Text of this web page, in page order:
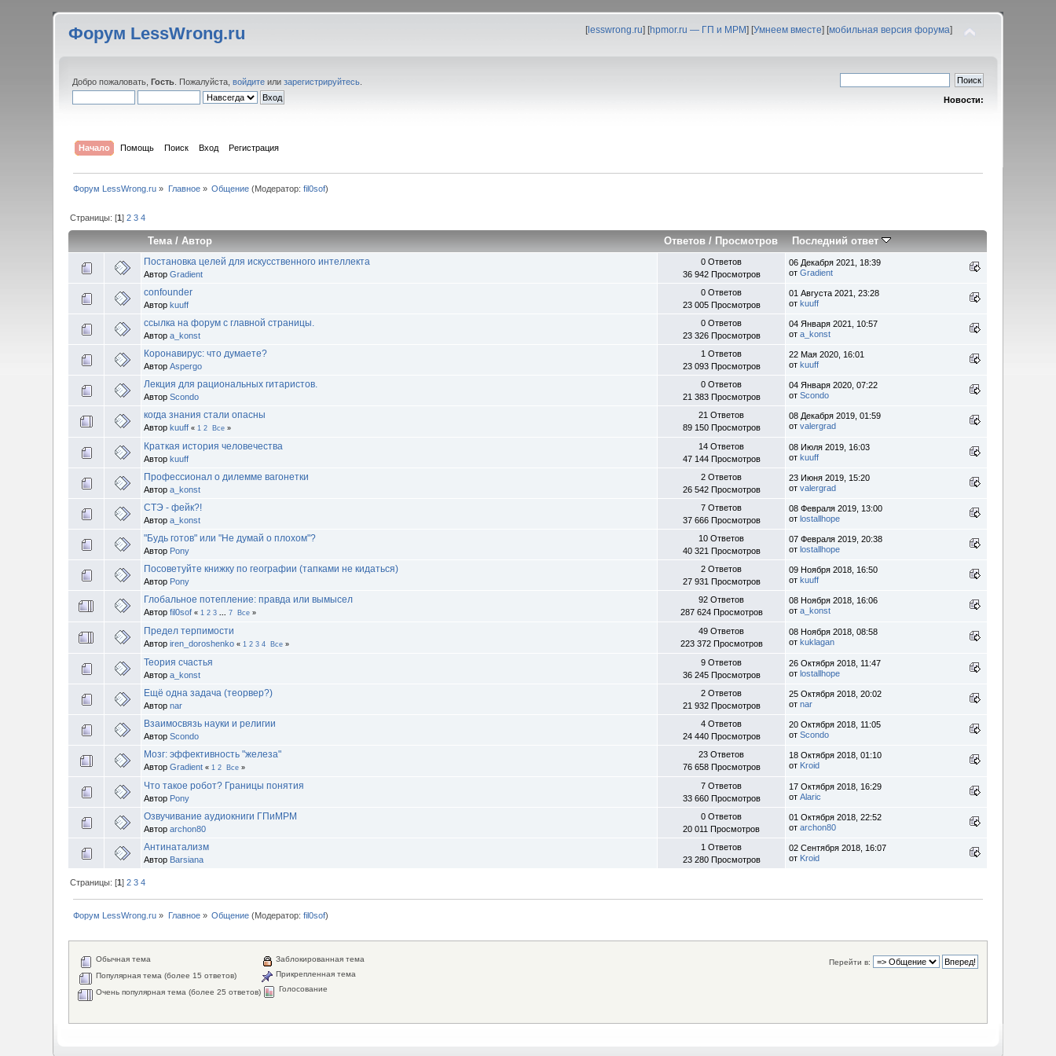
Форум LessWrong.ru [lesswrong.ru] [hpmor.ru — ГП и МРМ] [Умнеем вместе] [мобильная версия форума]
Добро пожаловать,Гость . Пожалуйста,войдите илизарегистрируйтесь
Новости:
Начало Помощь Поиск Вход Регистрация
Форум LessWrong.ru » Главное» Общение (Модератор:fil0sof)
Страницы: [1]2 3 4
Тема /Автор Ответов /Просмотров Последний ответ
Постановка целей для искусственного интеллекта
АвторGradient
0 Ответов
36 942 Просмотров
06 Декабря 2021, 18:39
отGradient
confounder
Авторkuuff
0 Ответов
23 005 Просмотров
01 Августа 2021, 23:28
отkuuff
ссылка на форум с главной страницы.
Авторa_konst
0 Ответов
23 326 Просмотров
04 Января 2021, 10:57
отa_konst
Коронавирус: что думаете?
АвторAspergo
1 Ответов
23 093 Просмотров
22 Мая 2020, 16:01
отkuuff
Лекция для рациональных гитаристов.
АвторScondo
0 Ответов
21 383 Просмотров
04 Января 2020, 07:22
отScondo
когда знания стали опасны
Авторkuuff « 1 2 Все »
21 Ответов
89 150 Просмотров
08 Декабря 2019, 01:59
отvalergrad
Краткая история человечества
Авторkuuff
14 Ответов
47 144 Просмотров
08 Июля 2019, 16:03
отkuuff
Профессионал о дилемме вагонетки
Авторa_konst
2 Ответов
26 542 Просмотров
23 Июня 2019, 15:20
отvalergrad
СТЭ - фейк?!
Авторa_konst
7 Ответов
37 666 Просмотров
08 Февраля 2019, 13:00
отlostallhope
"Будь готов" или "Не думай о плохом"?
Автор Pony
10 Ответов
40 321 Просмотров
07 Февраля 2019, 20:38
отlostallhope
Посоветуйте книжку по географии (тапками не кидаться)
Автор Pony
2 Ответов
27 931 Просмотров
09 Ноября 2018, 16:50
отkuuff
Глобальное потепление: правда или вымысел
Авторfil0sof « 1 2 3 ...7 Все »
92 Ответов
287 624 Просмотров
08 Ноября 2018, 16:06
отa_konst
Предел терпимости
Авторiren_doroshenko « 1 2 3 4 Все »
49 Ответов
223 372 Просмотров
08 Ноября 2018, 08:58
отkuklagan
Теория счастья
Авторa_konst
9 Ответов
36 245 Просмотров
26 Октября 2018, 11:47
отlostallhope
Ещё одна задача (теорвер?)
Авторnar
2 Ответов
21 932 Просмотров
25 Октября 2018, 20:02
отnar
Взаимосвязь науки и религии
АвторScondo
4 Ответов
24 440 Просмотров
20 Октября 2018, 11:05
отScondo
Мозг: эффективность "железа"
АвторGradient « 1 2 Все »
23 Ответов
76 658 Просмотров
18 Октября 2018, 01:10
от Kroid
Что такое робот? Границы понятия
Автор Pony
7 Ответов
33 660 Просмотров
17 Октября 2018, 16:29
отAlaric
Озвучивание аудиокниги ГПиМРМ
Авторarchon80
0 Ответов
20 011 Просмотров
01 Октября 2018, 22:52
отarchon80
Антинатализм
Автор Barsiana
1 Ответов
23 280 Просмотров
02 Сентября 2018, 16:07
от Kroid
Страницы: [1]2 3 4
Форум LessWrong.ru » Главное» Общение (Модератор:fil0sof)
Перейти в:
Обычная тема
Популярная тема (более 15 ответов)
Очень популярная тема (более 25 ответов)
Заблокированная тема
Прикрепленная тема
Голосование